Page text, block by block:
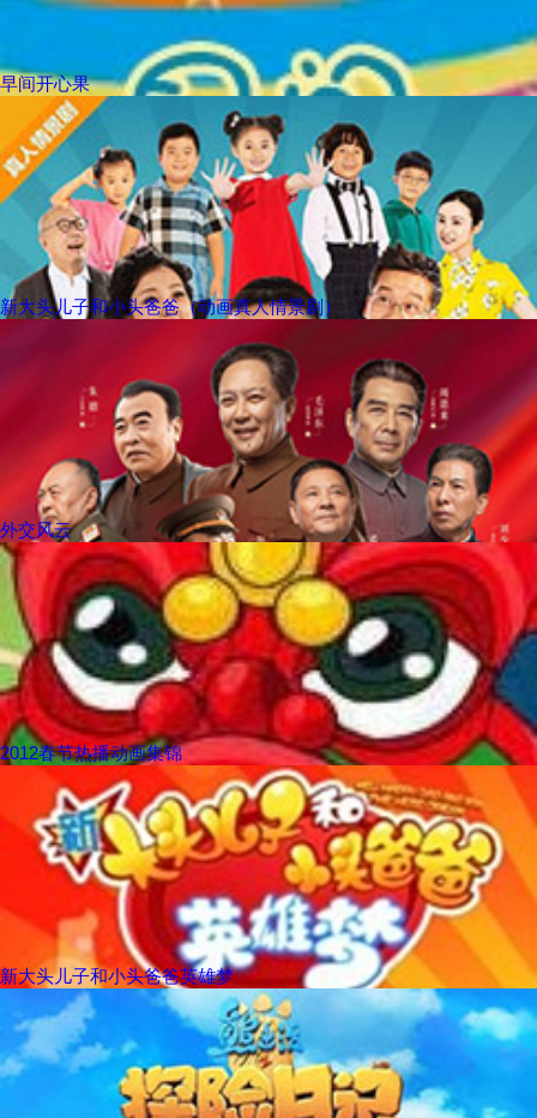
早间开心果
新大头儿子和小头爸爸（动画真人情景剧）
外交风云
2012春节热播动画集锦
新大头儿子和小头爸爸英雄梦